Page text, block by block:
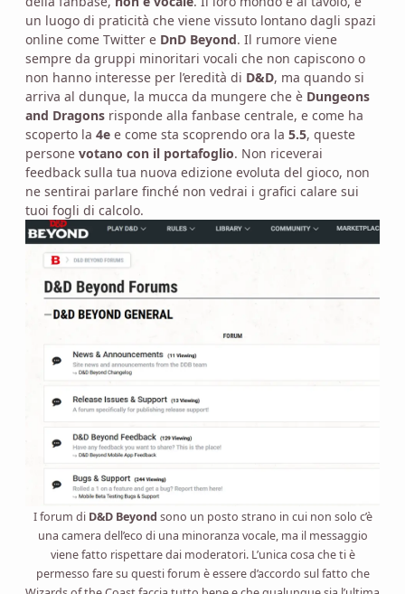
un luogo di praticità che viene vissuto lontano dagli spazi
online come Twitter e DnD Beyond. Il rumore viene
sempre da gruppi minoritari vocali che non capiscono o
non hanno interesse per l’eredità di D&D, ma quando si
arriva al dunque, la mucca da mungere che è Dungeons
and Dragons risponde alla fanbase centrale, e come ha
scoperto la 4e e come sta scoprendo ora la 5.5, queste
persone votano con il portafoglio. Non riceverai
feedback sulla tua nuova edizione evoluta del gioco, non
ne sentirai parlare finché non vedrai i grafici calare sui
tuoi fogli di calcolo.
I forum di D&D Beyond sono un posto strano in cui non solo c’è
una camera dell’eco di una minoranza vocale, ma il messaggio
viene fatto rispettare dai moderatori. L’unica cosa che ti è
permesso fare su questi forum è essere d’accordo sul fatto che